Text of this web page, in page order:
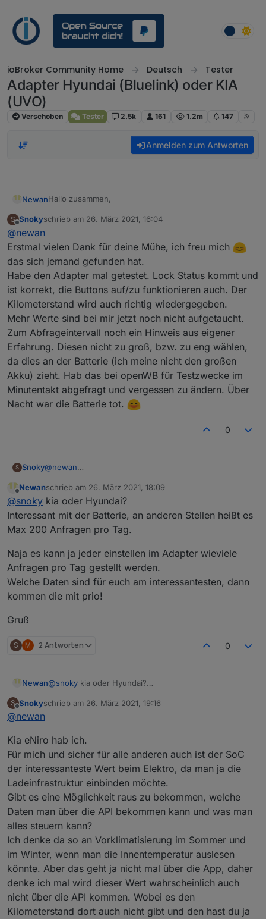
ioBroker Community Home Deutsch Tester
Adapter Hyundai (Bluelink) oder KIA
(UVO)
Verschoben Tester 2.5k 161 1.2m 147
Anmelden zum Antworten
NewanHallo zusammen,
nachdem unter
03ein Adapter Request gestellt wurde, habe ich mich
der Sache einmal angenommen.
Ich selber besitze kein Auto von Hyundai oder Kia und
ein User hat mir Zugangsdaten zur Verfügung gestellt
hat. Somit müsstet ihr mehr testen ;-)
Pre-Alpha zum testen:
https://github.com/Newan/ioBroker.bluelink
Freue mich auf Feedback!
S Snokyschrieb am 26. März 2021, 16:04
zuletzt editiert von
@newan
Erstmal vielen Dank für deine Mühe, ich freu mich
das sich jemand gefunden hat.
Habe den Adapter mal getestet. Lock Status kommt und
ist korrekt, die Buttons auf/zu funktionieren auch. Der
Kilometerstand wird auch richtig wiedergegeben.
Mehr Werte sind bei mir jetzt noch nicht aufgetaucht.
Zum Abfrageintervall noch ein Hinweis aus eigener
Erfahrung. Diesen nicht zu groß, bzw. zu eng wählen,
da dies an der Batterie (ich meine nicht den großen
Akku) zieht. Hab das bei openWB für Testzwecke im
Minutentakt abgefragt und vergessen zu ändern. Über
Nacht war die Batterie tot.
0
S Snoky@newan
das sich jemand gefunden hat.
Habe den Adapter mal getestet. Lock Status kommt und
ist korrekt, die Buttons auf/zu funktionieren auch. Der
Kilometerstand wird auch richtig wiedergegeben.
Mehr Werte sind bei mir jetzt noch nicht aufgetaucht.
Erfahrung. Diesen nicht zu groß, bzw. zu eng wählen,
da dies an der Batterie (ich meine nicht den großen
Akku) zieht. Hab das bei openWB für Testzwecke im
Minutentakt abgefragt und vergessen zu ändern. Über
Nacht war die Batterie tot.
Offline
Newanschrieb am 26. März 2021, 18:09
zuletzt editiert von
@snoky kia oder Hyundai?
Interessant mit der Batterie, an anderen Stellen heißt es
Max 200 Anfragen pro Tag.
Naja es kann ja jeder einstellen im Adapter wieviele
Anfragen pro Tag gestellt werden.
Welche Daten sind für euch am interessantesten, dann
kommen die mit prio!
Gruß
S M 2 Antworten 0
Newan@snoky kia oder Hyundai?
es Max 200 Anfragen pro Tag.
Naja es kann ja jeder einstellen im Adapter wieviele
kommen die mit prio!
S Snokyschrieb am 26. März 2021, 19:16
zuletzt editiert von
@newan
Kia eNiro hab ich.
Für mich und sicher für alle anderen auch ist der SoC
der interessanteste Wert beim Elektro, da man ja die
Ladeinfrastruktur einbinden möchte.
Gibt es eine Möglichkeit raus zu bekommen, welche
Daten man über die API bekommen kann und was man
alles steuern kann?
Ich denke da so an Vorklimatisierung im Sommer und
im Winter, wenn man die Innentemperatur auslesen
könnte. Aber das geht ja nicht mal über die App, daher
denke ich mal wird dieser Wert wahrscheinlich auch
nicht über die API kommen. Wobei es den
Kilometerstand dort auch nicht gibt und den hast du ja